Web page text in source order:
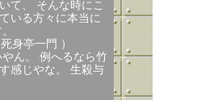
て、 そんな時にこ
いる方々に本当に
身亭一門 ）
ん。 例へるなら竹
感じやな。 生殺与